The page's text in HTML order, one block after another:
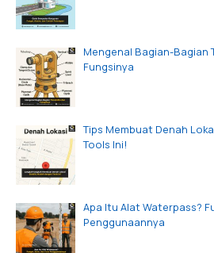
Mengenal Bagian-Bagian
Fungsinya
Tips Membuat Denah
Tools Ini!
Apa Itu Alat Waterpass?
Penggunaannya